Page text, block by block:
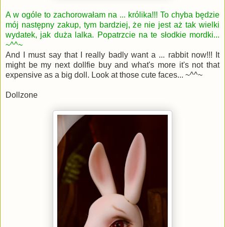
A w ogóle to zachorowałam na ... królika!!! To chyba będzie
mój następny zakup, tym bardziej, że nie jest aż tak wielki
wydatek, jak duża lalka. Popatrzcie na te słodkie mordki...
~^^~
And I must say that I really badly want a ... rabbit now!!! It
might be my next dollfie buy and what's more it's not that
expensive as a big doll. Look at those cute faces... ~^^~
Dollzone